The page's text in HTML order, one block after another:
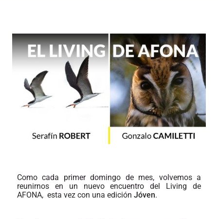
Como cada primer domingo de mes, volvemos a
reunirnos en un nuevo encuentro del Living de
AFONA, esta vez con una edición Jóven.